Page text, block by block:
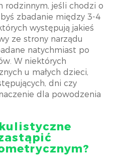
rodzinnym, jeśli chodzi o
zbadanie między 3-4
występują jakieś
ze strony narządu
natychmiast po
W niektórych
u małych dzieci,
dni czy
dla powodzenia